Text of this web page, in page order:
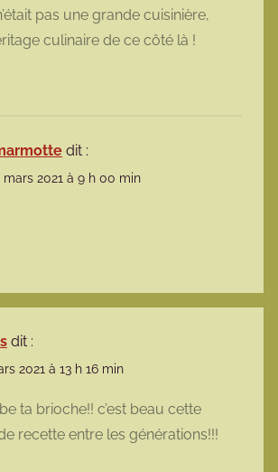
pas une grande cuisinière,
culinaire de ce côté là !
dit :
mars 2021 à 9 h 00 min
dit :
2021 à 13 h 16 min
ta brioche!! c’est beau cette
recette entre les générations!!!